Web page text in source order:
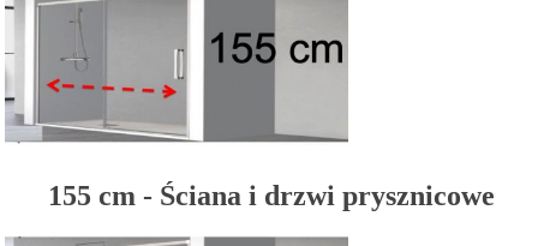
155 cm - Ściana i drzwi prysznicowe